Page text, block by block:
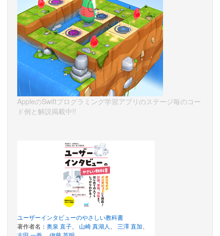
AppleのSwiftプログラミング学習アプリのステージ毎のコー
ド例と解説掲載中!!